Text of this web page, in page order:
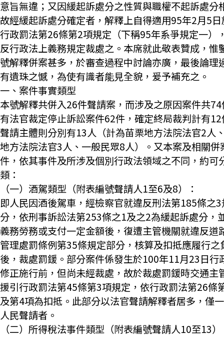
意旨無違；又因緩起訴處分之性質與職權不起訴處分
故經緩起訴處分確定者，解釋上自得適用95年2月5
行政罰法第26條第2項規定（下稱95年系爭規定一）
反行政法上義務規定裁處之。本席就此敬表贊成，惟
號解釋併案甚多，於審查過程中討論亦廣，最後論理
有遺珠之憾，為使有識者能見全貌，爰予補充之。
一、案件事實類型
本號解釋共併入26件聲請案，而涉及之原因案件共
有法官裁定停止訴訟案件62件，確定終局裁判計有
聲請主體則分別有13人（計為苗栗地方法院法官2人
地方法院法官3人、一般民眾8人）。又本案及相關併
件，依其事件及所涉及個別行政法領域之不同，約可
類：
（一）酒駕類型（附表編號聲請人1至6及8）：
即人民因酒後駕車，經檢察官就違反刑法第185條之
分，依刑事訴訟法第253條之1及之2為緩起訴處分，
義務勞務或支付一定金額後，復遭主管機關就違反道
管理處罰條例第35條規定部分，核算及扣抵應履行之
後，裁處罰鍰。部分案件係發生於100年11月23日行
修正施行前，但尚未經裁處，故於裁處罰鍰時交通主
援引行政罰法第45條第3項規定，依行政罰法第26條
及第4項為扣抵。此部分以法官聲請解釋者居多，僅
人民聲請者。
（二）所得稅法事件類型（附表編號聲請人10至13